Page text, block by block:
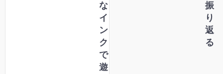
い
た
だ
き
ま
し
振
り
返
る
振
り
返
る
な
イ
ン
ク
で
遊